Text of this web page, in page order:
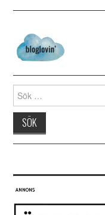
Search for: